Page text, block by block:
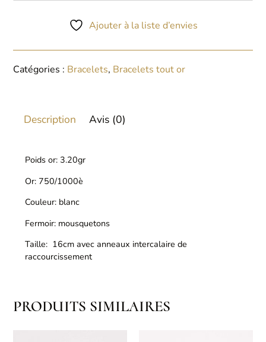
Ajouter à la liste d’envies
Catégories : Bracelets, Bracelets tout or
Description Avis (0)
Poids or: 3.20gr
Or: 750/1000è
Couleur: blanc
Fermoir: mousquetons
Taille: 16cm avec anneaux intercalaire de
raccourcissement
PRODUITS SIMILAIRES